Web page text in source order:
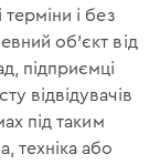
і без
об'єкт від
підприємці
відвідувачів
під таким
техніка або